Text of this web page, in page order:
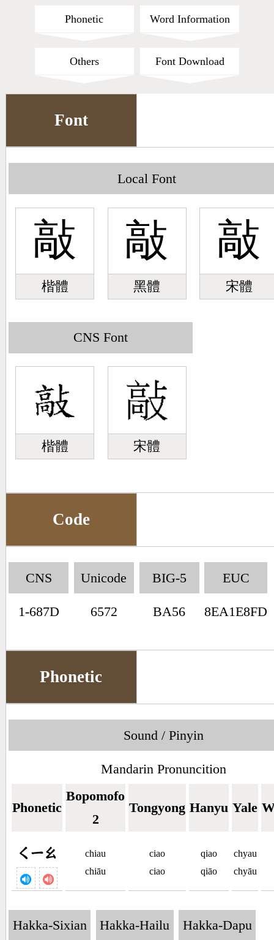
CNS Query
Pinyin Word Index
Phonetic Word Information
Others Font Download
Font
Local Font
敲
楷體
敲
黑體
敲
宋體
CNS Font
楷體 宋體
Code
CNS
1-687D
Unicode
6572
BIG-5
BA56
EUC
8EA1E8FD
Phonetic
Sound / Pinyin
Mandarin Pronuncition
Phonetic
Bopomofo
2
Tongyong Hanyu Yale
ㄑㄧㄠ
chiau
chiāu
ciao
ciao
qiao
qiāo
chyau
chyāu
Hakka-Sixian Hakka-Hailu Hakka-Dapu